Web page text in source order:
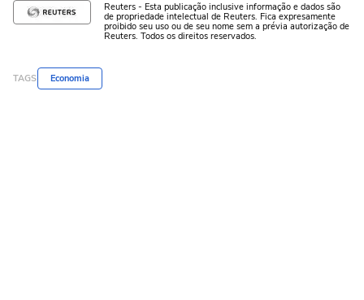
Reuters - Esta publicação inclusive informação e dados são
de propriedade intelectual de Reuters. Fica expresamente
proibido seu uso ou de seu nome sem a prévia autorização de
Reuters. Todos os direitos reservados.
TAGS Economia